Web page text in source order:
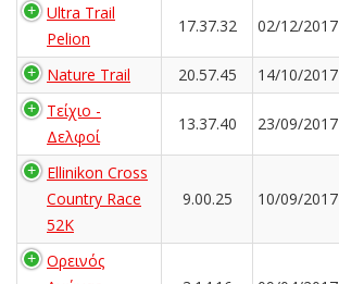
Ultra Trail
Pelion
17.37.32 02/12/2017
Nature Trail 20.57.45 14/10/2017
Τείχιο -
Δελφοί
13.37.40 23/09/2017
Ellinikon Cross
Country Race
52K
9.00.25 10/09/2017
Ορεινός